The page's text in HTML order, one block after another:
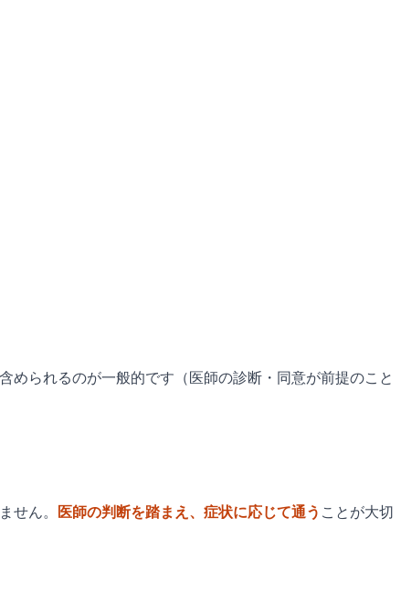
められるのが一般的です（医師の診断・同意が前提のこと
せん。 医師の判断を踏まえ、症状に応じて通う ことが大切